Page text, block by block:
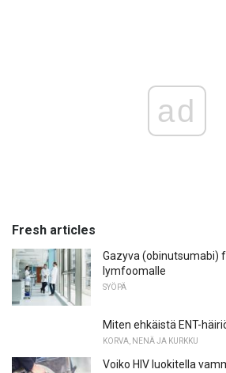
ad
Fresh articles
Gazyva (obinutsumabi)
lymfoomalle
SYÖPÄ
Miten ehkäistä ENT-
KORVA, NENÄ JA KURKKU
Voiko HIV luokitella